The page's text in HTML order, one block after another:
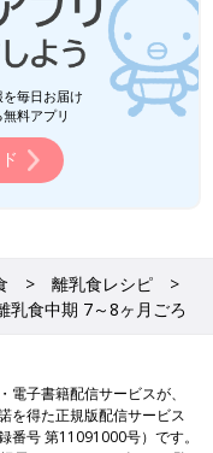
毎日お届け
料アプリ
離乳食レシピ
食中期 7～8ヶ月ごろ
電子書籍配信サービスが、
を得た正規版配信サービス
番号 第11091000号）です。